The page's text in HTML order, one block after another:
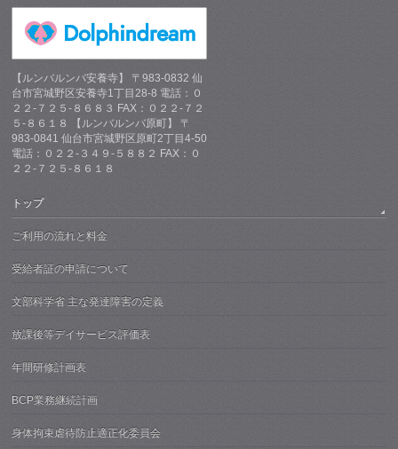
【ルンバルンバ安養寺】 〒983-0832 仙
台市宮城野区安養寺1丁目28-8 電話：０
２２-７２５-８６８３ FAX：０２２-７２
５-８６１８ 【ルンバルンバ原町】 〒
983-0841 仙台市宮城野区原町2丁目4-50
電話：０２２-３４９-５８８２ FAX：０
２２-７２５-８６１８
トップ
ご利用の流れと料金
受給者証の申請について
文部科学省 主な発達障害の定義
放課後等デイサービス評価表
年間研修計画表
BCP業務継続計画
身体拘束虐待防止適正化委員会